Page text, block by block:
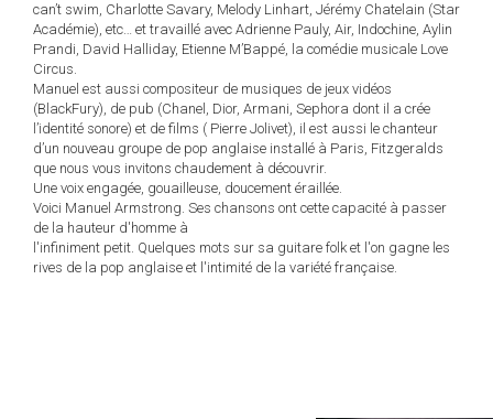
can’t swim, Charlotte Savary, Melody Linhart, Jérémy Chatelain (Star
Académie), etc… et travaillé avec Adrienne Pauly, Air, Indochine, Aylin
Prandi, David Halliday, Etienne M’Bappé, la comédie musicale Love
Circus.
Manuel est aussi compositeur de musiques de jeux vidéos
(BlackFury), de pub (Chanel, Dior, Armani, Sephora dont il a crée
l’identité sonore) et de films ( Pierre Jolivet), il est aussi le chanteur
d’un nouveau groupe de pop anglaise installé à Paris, Fitzgeralds
que nous vous invitons chaudement à découvrir.
Une voix engagée, gouailleuse, doucement éraillée.
Voici Manuel Armstrong. Ses chansons ont cette capacité à passer
de la hauteur d'homme à
l'infiniment petit. Quelques mots sur sa guitare folk et l'on gagne les
rives de la pop anglaise et l'intimité de la variété française.